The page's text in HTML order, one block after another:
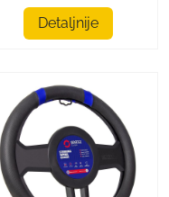
Detaljnije